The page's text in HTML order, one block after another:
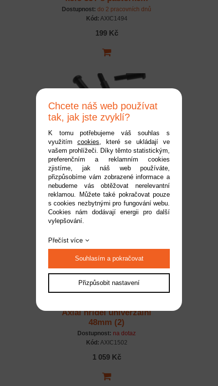
15T
Dostupnost: do 2 pracovních dnů
Kód: AXIC1494
199 Kč
Axial čep M2.5x6x12mm
(6)
Dostupnost:
do 2 pracovních dnů
Kód: AXIC1490
119 Kč
Axial hřídel univerzální
48mm (2)
Dostupnost: na dotaz
Kód: AXIC1502
1 059 Kč
Chcete náš web používat
tak, jak jste zvyklí?
K tomu potřebujeme váš souhlas s
využitím cookies, které se ukládají ve
vašem prohlížeči. Díky těmto statistickým,
preferenčním a reklamním cookies
zjistíme, jak náš web používáte,
přizpůsobíme vám zobrazené informace a
nebudeme vás obtěžovat nerelevantní
reklamou. Můžete také pokračovat pouze
s cookies nezbytnými pro fungování webu.
Cookies nám dodávají energii pro další
vylepšování.
Přečíst více
Souhlasím a pokračovat
Přizpůsobit nastavení